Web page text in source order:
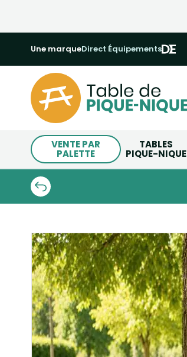
Une marqueDirect Équipements
VENTE PAR
PALETTE
TABLES
PIQUE-NIQUE